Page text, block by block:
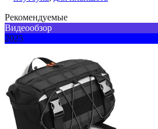
Рекомендуемые
Видеообзор
2025